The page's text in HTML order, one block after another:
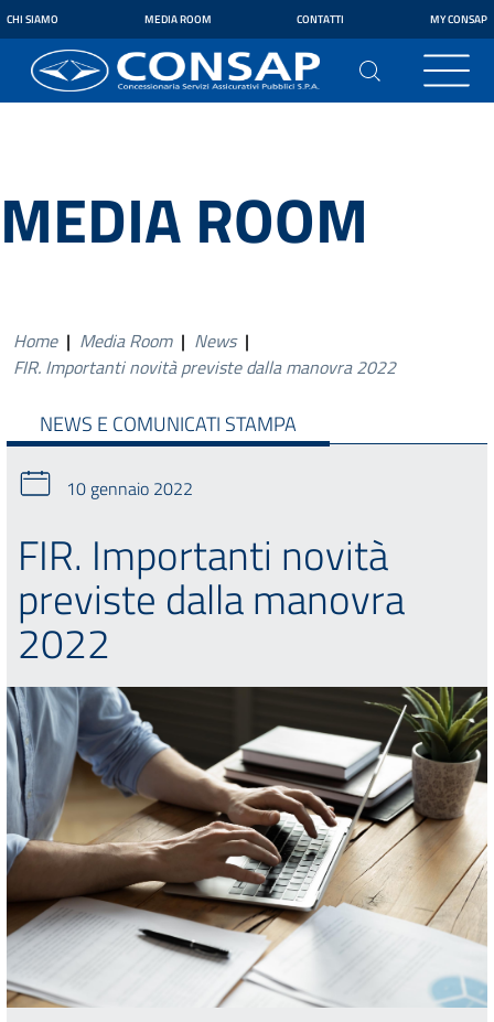
CHI SIAMO MEDIA ROOM CONTATTI MY CONSAP
MEDIA ROOM
Home | Media Room | News |
FIR. Importanti novità previste dalla manovra 2022
NEWS E COMUNICATI STAMPA
10 gennaio 2022
FIR. Importanti novità
previste dalla manovra
2022